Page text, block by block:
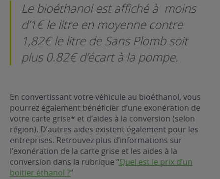
Le bioéthanol est affiché à moins
d’1€ le litre en moyenne contre
1,82€ le litre de Sans Plomb soit
plus 0.82€ d’écart à la pompe.
En convertissant votre véhicule au bioéthanol, vous
pourrez également bénéficier d’une exonération de
votre carte grise* et d’aides à la conversion (selon
région). D’autres aides existent également pour les
entreprises. Retrouvez plus d’informations sur
l’exonération de la carte grise et les aides à la
conversion dans la rubrique “Quel est le prix d’un
boitier éthanol ?”